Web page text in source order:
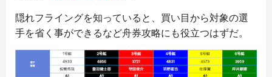
隠れフライングを知っていると、買い目から対象の選
手を省く事ができるなど舟券攻略にも役立つはずだ。